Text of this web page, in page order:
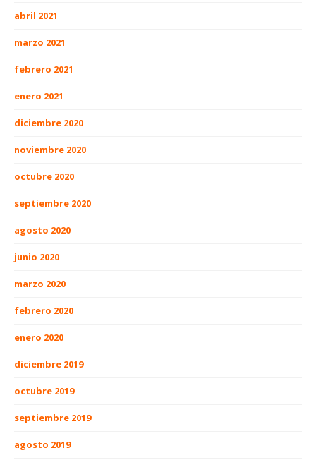
abril 2021
marzo 2021
febrero 2021
enero 2021
diciembre 2020
noviembre 2020
octubre 2020
septiembre 2020
agosto 2020
junio 2020
marzo 2020
febrero 2020
enero 2020
diciembre 2019
octubre 2019
septiembre 2019
agosto 2019